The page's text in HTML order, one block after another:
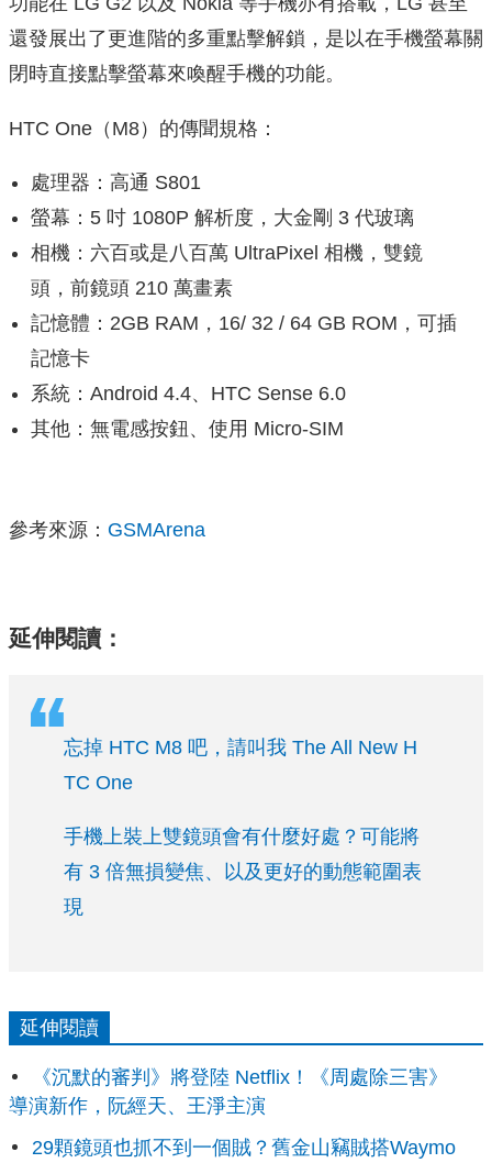
還發展出了更進階的多重點擊解鎖，是以在手機螢幕關
閉時直接點擊螢幕來喚醒手機的功能。
HTC One（M8）的傳聞規格：
處理器：高通 S801
螢幕：5 吋 1080P 解析度，大金剛 3 代玻璃
相機：六百或是八百萬 UltraPixel 相機，雙鏡
頭，前鏡頭 210 萬畫素
記憶體：2GB RAM，16/ 32 / 64 GB ROM，可插
記憶卡
系統：Android 4.4、HTC Sense 6.0
其他：無電感按鈕、使用 Micro-SIM
參考來源： GSMArena
延伸閱讀：
忘掉 HTC M8 吧，請叫我 The All New H
TC One
手機上裝上雙鏡頭會有什麼好處？可能將
有 3 倍無損變焦、以及更好的動態範圍表
現
延伸閱讀
《沉默的審判》將登陸 Netflix！《周處除三害》
導演新作，阮經天、王淨主演
29顆鏡頭也抓不到一個賊？舊金山竊賊搭Waymo